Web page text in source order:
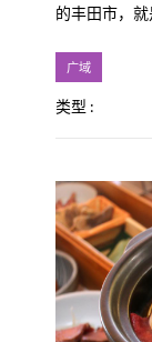
的丰田市，
广域
类型 :